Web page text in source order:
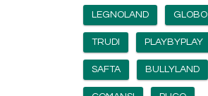
LEGNOLAND GLOBO
TRUDI PLAYBYPLAY
SAFTA BULLYLAND